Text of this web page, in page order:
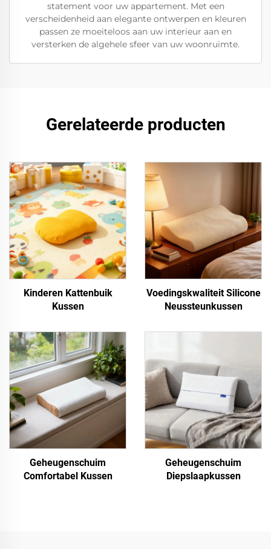
statement voor uw appartement. Met een
verscheidenheid aan elegante ontwerpen en kleuren
passen ze moeiteloos aan uw interieur aan en
versterken de algehele sfeer van uw woonruimte.
Gerelateerde producten
Kinderen Kattenbuik
Kussen
Voedingskwaliteit Silicone
Neussteunkussen
Geheugenschuim
Comfortabel Kussen
Geheugenschuim
Diepslaapkussen